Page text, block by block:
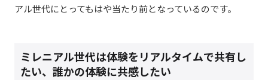
アル世代にとってもはや当たり前となっているのです。
ミレニアル世代は体験をリアルタイムで共有し
たい、誰かの体験に共感したい